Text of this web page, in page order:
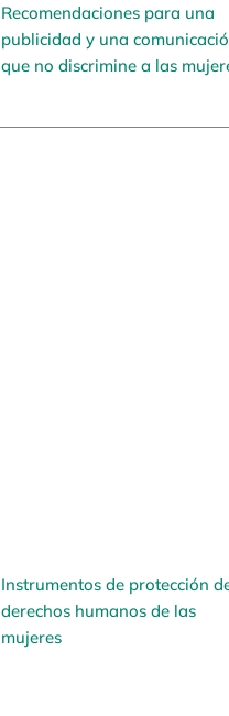
Recomendaciones para una
publicidad y una
que no discrimine a las
Instrumentos de protección
derechos humanos de las
mujeres